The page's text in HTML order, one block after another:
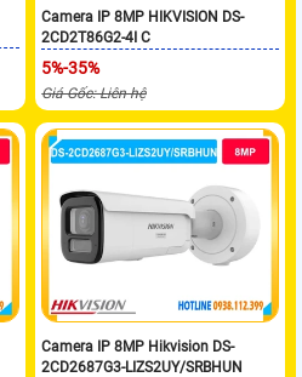
Camera IP 8MP HIKVISION DS-
2CD2T86G2-4I C
5%-35%
Giá Gốc: Liên hệ
Camera IP 8MP Hikvision DS-
2CD2687G3-LIZS2UY/SRBHUN